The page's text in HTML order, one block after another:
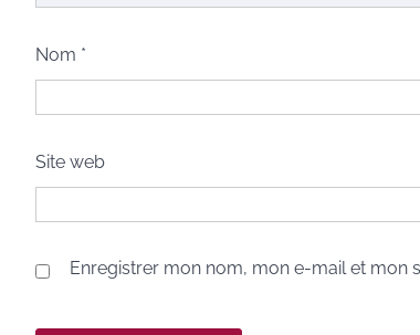
Nom *
Site web
Enregistrer mon nom, mon e-mail et mon